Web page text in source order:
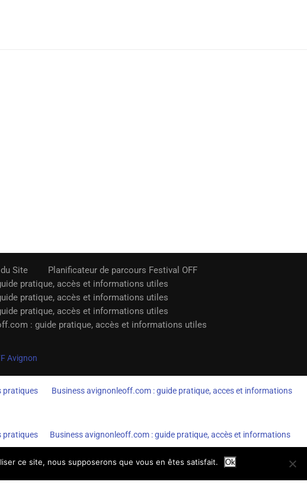
Site
Planificateur de parcours Festival OFF
pratique, accès et informations utiles
pratique, accès et informations utiles
pratique, accès et informations utiles
: guide pratique, accès et informations utiles
Avignon
pratiques
Business avignonleoff.com : guide pratique, acces et informations
pratiques
Business avignonleoff.com : guide pratique, accès et informations
ce site, nous supposerons que vous en êtes satisfait.
Ok